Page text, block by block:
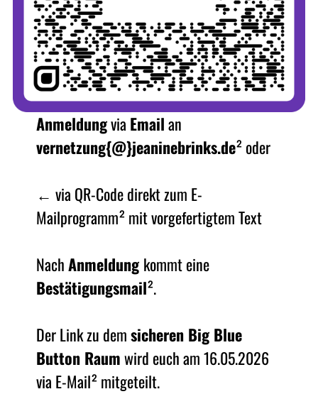
Anmeldungvia Emailan
vernetzung{@}jeaninebrinks.de² oder
← via QR-Code direkt zum E-
Mailprogramm² mit vorgefertigtem Text
NachAnmeldungkommt eine
Bestätigungsmail².
Der Link zu demsicheren Big Blue
Button Raumwird euch am 16.05.2026
via E-Mail² mitgeteilt.